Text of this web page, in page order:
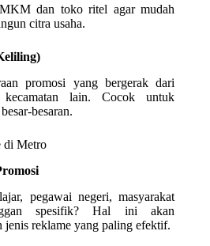
dan toko ritel agar mudah
citra usaha.
promosi yang bergerak dari
lain. Cocok untuk
besaran.
di Metro
pegawai negeri, masyarakat
spesifik? Hal ini akan
jenis reklame yang paling efektif.